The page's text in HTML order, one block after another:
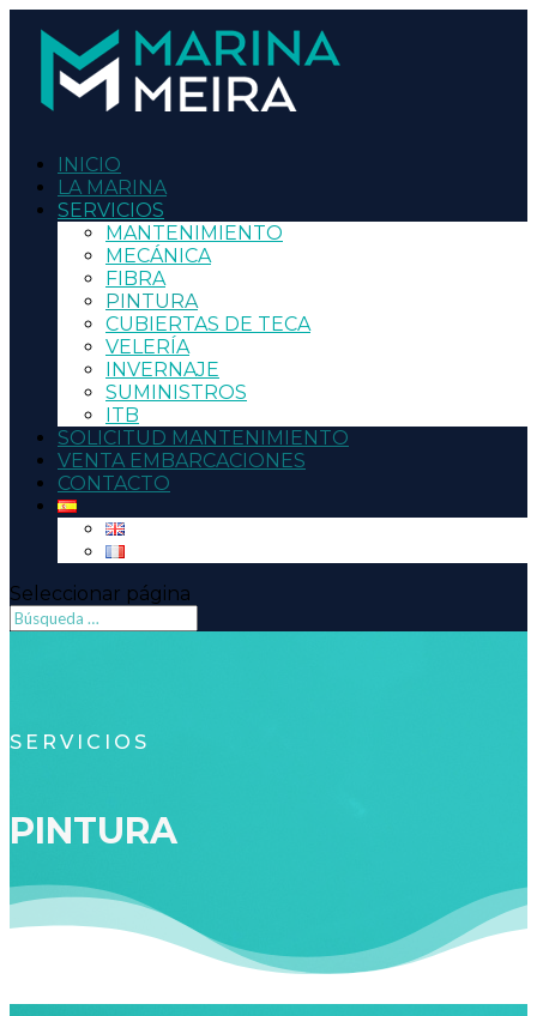
INICIO
LA MARINA
SERVICIOS
MANTENIMIENTO
MECÁNICA
FIBRA
PINTURA
CUBIERTAS DE TECA
VELERÍA
INVERNAJE
SUMINISTROS
ITB
SOLICITUD MANTENIMIENTO
VENTA EMBARCACIONES
CONTACTO
Seleccionar página
SERVICIOS
PINTURA